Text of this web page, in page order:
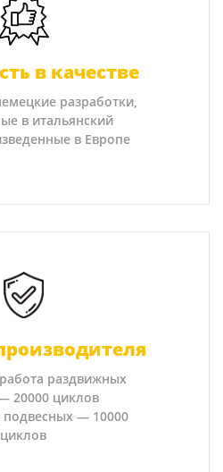
в качестве
разработки,
в итальянский
в Европе
раздвижных
20000 циклов
— 10000
циклов